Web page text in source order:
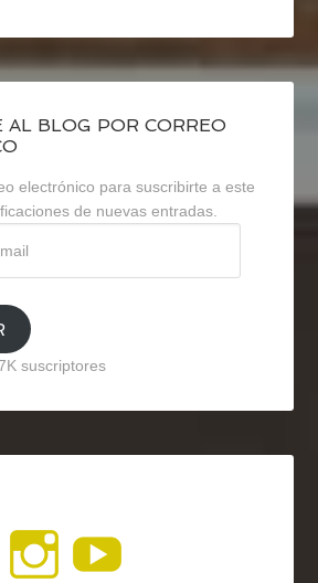
AL BLOG POR CORREO
electrónico para suscribirte a este
de nuevas entradas.
suscriptores
VerVer